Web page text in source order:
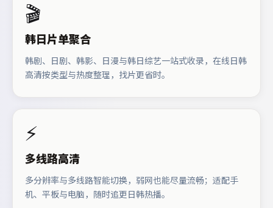
🎬
韩日片单聚合
韩剧、日剧、韩影、日漫与韩日综艺一站式收录，在线日韩
高清按类型与热度整理，找片更省时。
⚡
多线路高清
多分辨率与多线路智能切换，弱网也能尽量流畅；适配手
机、平板与电脑，随时追更日韩热播。